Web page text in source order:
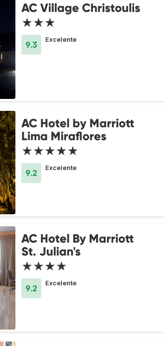
AC Village Christoulis
★★★
9.3
Excelente
AC Hotel by Marriott
Lima Miraflores
★★★★★
9.2
Excelente
AC Hotel By Marriott
St. Julian's
★★★★
9.2
Excelente